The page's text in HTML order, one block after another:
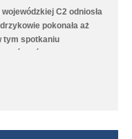
C2 odniosła
pokonała aż
tym spotkaniu
który rywalizuje w